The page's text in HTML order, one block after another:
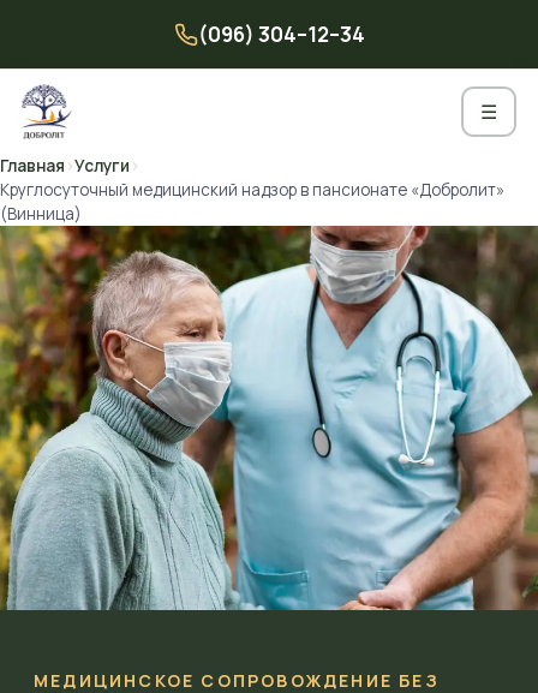
содержимому
(096) 304–12–34
☰
Главная ›Услуги ›
Круглосуточный медицинский надзор в пансионате «Добролит»
(Винница)
МЕДИЦИНСКОЕ СОПРОВОЖДЕНИЕ БЕЗ